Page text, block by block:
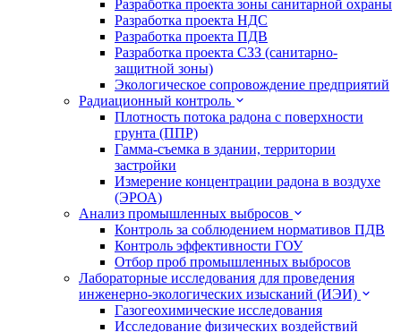
Разработка проекта зоны санитарной охраны
Разработка проекта НДС
Разработка проекта ПДВ
Разработка проекта СЗЗ (санитарно-
защитной зоны)
Экологическое сопровождение предприятий
Радиационный контроль
Плотность потока радона с поверхности
грунта (ППР)
Гамма-съемка в здании, территории
застройки
Измерение концентрации радона в воздухе
(ЭРОА)
Анализ промышленных выбросов
Контроль за соблюдением нормативов ПДВ
Контроль эффективности ГОУ
Отбор проб промышленных выбросов
Лабораторные исследования для проведения
инженерно-экологических изысканий (ИЭИ)
Газогеохимические исследования
Исследование физических воздействий